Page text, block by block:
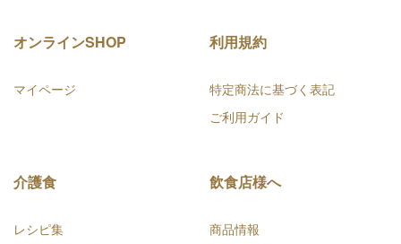
オンラインSHOP
マイページ
利用規約
特定商法に基づく表記
ご利用ガイド
介護食
レシピ集
飲食店様へ
商品情報